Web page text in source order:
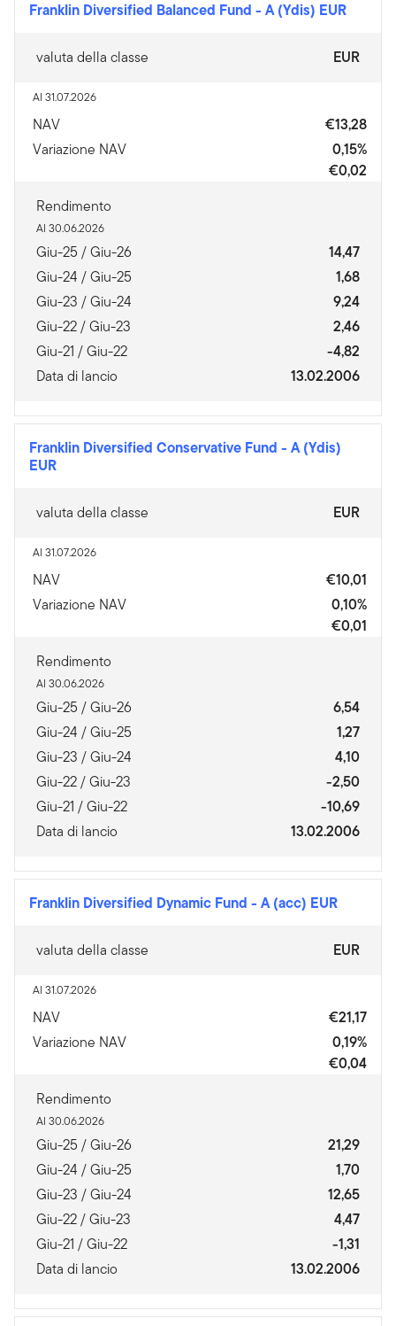
Franklin Diversified Balanced Fund - A (Ydis) EUR
valuta della classe EUR
Al 31.07.2026
NAV
€13,28
Variazione NAV
0,15%
€0,02
Rendimento
Al 30.06.2026
Giu-25 / Giu-26
14,47
Giu-24 / Giu-25
1,68
Giu-23 / Giu-24
9,24
Giu-22 / Giu-23
2,46
Giu-21 / Giu-22
-4,82
Data di lancio
13.02.2006
Franklin Diversified Conservative Fund - A (Ydis)
EUR
valuta della classe EUR
Al 31.07.2026
NAV
€10,01
Variazione NAV
0,10%
€0,01
Rendimento
Al 30.06.2026
Giu-25 / Giu-26
6,54
Giu-24 / Giu-25
1,27
Giu-23 / Giu-24
4,10
Giu-22 / Giu-23
-2,50
Giu-21 / Giu-22
-10,69
Data di lancio
13.02.2006
Franklin Diversified Dynamic Fund - A (acc) EUR
valuta della classe EUR
Al 31.07.2026
NAV
€21,17
Variazione NAV
0,19%
€0,04
Rendimento
Al 30.06.2026
Giu-25 / Giu-26
21,29
Giu-24 / Giu-25
1,70
Giu-23 / Giu-24
12,65
Giu-22 / Giu-23
4,47
Giu-21 / Giu-22
-1,31
Data di lancio
13.02.2006